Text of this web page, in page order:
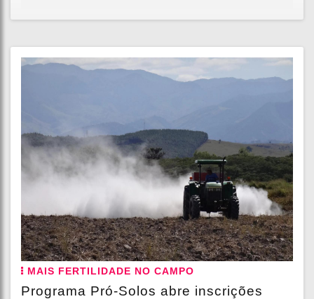
MAIS FERTILIDADE NO CAMPO
Programa Pró-Solos abre inscrições